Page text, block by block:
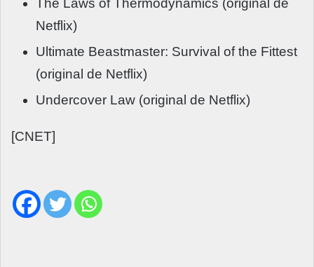
The Laws of Thermodynamics (original de
Netflix)
Ultimate Beastmaster: Survival of the Fittest
(original de Netflix)
Undercover Law (original de Netflix)
[CNET]